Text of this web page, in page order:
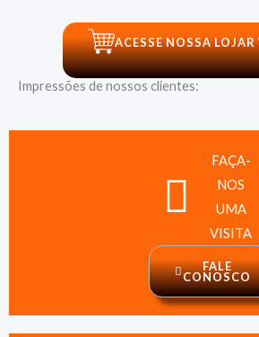
ACESSE NOSSA
Impressões de nossos clientes:
FAÇA-
NOS
UMA
VISITA
FALE
CONOSCO